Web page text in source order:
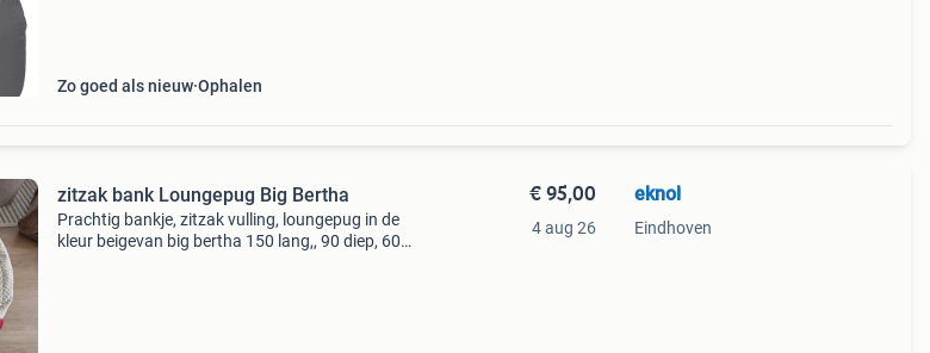
Zo goed als nieuw Ophalen
zitzak bank Loungepug Big Bertha
Prachtig bankje, zitzak vulling, loungepug in de
kleur beigevan big bertha 150 lang,, 90 diep, 60
€ 95,00
4 aug 26
eknol
Eindhoven